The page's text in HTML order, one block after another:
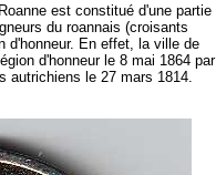
est constitué d'une partie
du roannais (croisants
d'honneur. En effet, la ville de
d'honneur le 8 mai 1864 par
autrichiens le 27 mars 1814.